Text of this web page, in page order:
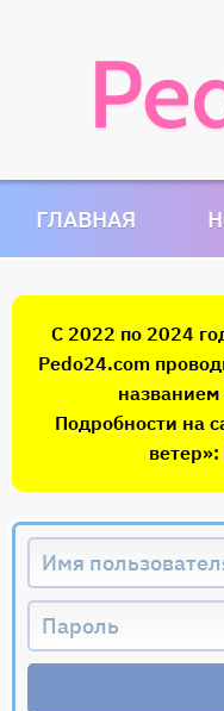
ГЛАВНАЯ
С 2022 по 2024
Pedo24.com
Подробности на
ветер»: